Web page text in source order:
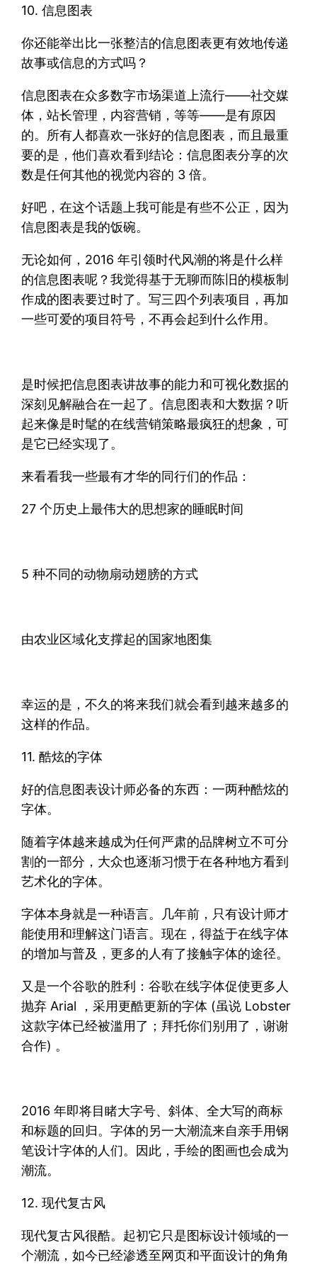
10. 信息图表
你还能举出比一张整洁的信息图表更有效地传递
故事或信息的方式吗？
信息图表在众多数字市场渠道上流行——社交媒
体，站长管理，内容营销，等等——是有原因
的。所有人都喜欢一张好的信息图表，而且最重
要的是，他们喜欢看到结论：信息图表分享的次
数是任何其他的视觉内容的 3 倍。
好吧，在这个话题上我可能是有些不公正，因为
信息图表是我的饭碗。
无论如何，2016 年引领时代风潮的将是什么样
的信息图表呢？我觉得基于无聊而陈旧的模板制
作成的图表要过时了。写三四个列表项目，再加
一些可爱的项目符号，不再会起到什么作用。
是时候把信息图表讲故事的能力和可视化数据的
深刻见解融合在一起了。信息图表和大数据？听
起来像是时髦的在线营销策略最疯狂的想象，可
是它已经实现了。
来看看我一些最有才华的同行们的作品：
27 个历史上最伟大的思想家的睡眠时间
5 种不同的动物扇动翅膀的方式
由农业区域化支撑起的国家地图集
幸运的是，不久的将来我们就会看到越来越多的
这样的作品。
11. 酷炫的字体
好的信息图表设计师必备的东西：一两种酷炫的
字体。
随着字体越来越成为任何严肃的品牌树立不可分
割的一部分，大众也逐渐习惯于在各种地方看到
艺术化的字体。
字体本身就是一种语言。几年前，只有设计师才
能使用和理解这门语言。现在，得益于在线字体
的增加与普及，更多的人有了接触字体的途径。
又是一个谷歌的胜利：谷歌在线字体促使更多人
抛弃 Arial ，采用更酷更新的字体 (虽说 Lobster
这款字体已经被滥用了；拜托你们别用了，谢谢
合作) 。
2016 年即将目睹大字号、斜体、全大写的商标
和标题的回归。字体的另一大潮流来自亲手用钢
笔设计字体的人们。因此，手绘的图画也会成为
潮流。
12. 现代复古风
现代复古风很酷。起初它只是图标设计领域的一
个潮流，如今已经渗透至网页和平面设计的角角